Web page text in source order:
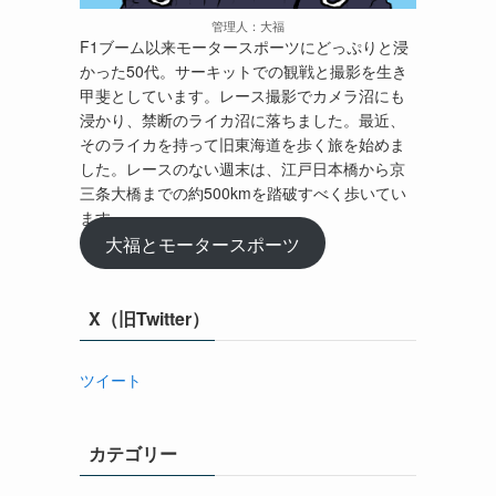
管理人：大福
F1ブーム以来モータースポーツにどっぷりと浸
かった50代。サーキットでの観戦と撮影を生き
甲斐としています。レース撮影でカメラ沼にも
浸かり、禁断のライカ沼に落ちました。最近、
そのライカを持って旧東海道を歩く旅を始めま
した。レースのない週末は、江戸日本橋から京
三条大橋までの約500kmを踏破すべく歩いてい
ます。
大福とモータースポーツ
X（旧Twitter）
ツイート
カテゴリー